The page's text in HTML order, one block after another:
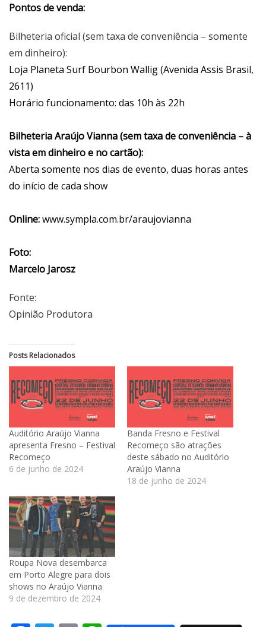
Pontos de venda:
Bilheteria oficial (sem taxa de conveniência – somente
em dinheiro):
Loja Planeta Surf Bourbon Wallig (Avenida Assis Brasil,
2611)
Horário funcionamento: das 10h às 22h
Bilheteria Araújo Vianna (sem taxa de conveniência – à
vista em dinheiro e no cartão):
Aberta somente nos dias de evento, duas horas antes
do início de cada show
Online:www.sympla.com.br/araujovianna
Foto:
Marcelo Jarosz
Fonte:
Opinião Produtora
Posts Relacionados
Auditório Araújo Vianna
apresenta Fresno – Festival
Recomeço
6 de junho de 2024
Banda Fresno e Festival
Recomeço são atrações
deste sábado no Auditório
Araújo Vianna
18 de junho de 2024
Roupa Nova desembarca
em Porto Alegre para dois
shows no Araújo Vianna
9 de dezembro de 2024